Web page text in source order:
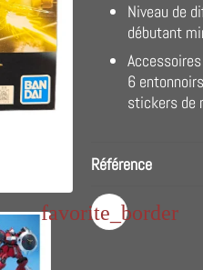
Niveau de
débutant
6
stickers de
Référence
favorite_border